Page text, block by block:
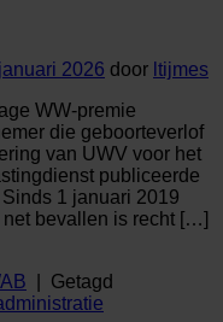
2026 door ltijmes
WW-premie
die geboorteverlof
van UWV voor het
publiceerde
1 januari 2019
net bevallen is recht […]
Getagd